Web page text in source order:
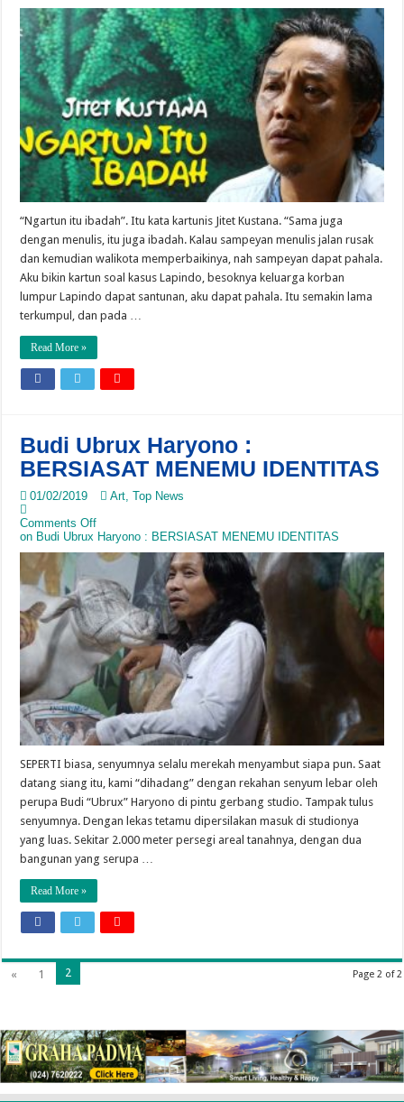
“Ngartun itu ibadah”. Itu kata kartunis Jitet Kustana. “Sama juga
dengan menulis, itu juga ibadah. Kalau sampeyan menulis jalan rusak
dan kemudian walikota memperbaikinya, nah sampeyan dapat pahala.
Aku bikin kartun soal kasus Lapindo, besoknya keluarga korban
lumpur Lapindo dapat santunan, aku dapat pahala. Itu semakin lama
terkumpul, dan pada …
Read More »
Budi Ubrux Haryono :
BERSIASAT MENEMU IDENTITAS
01/02/2019 Art ,Top News
Comments Off
on Budi Ubrux Haryono : BERSIASAT MENEMU IDENTITAS
SEPERTI biasa, senyumnya selalu merekah menyambut siapa pun. Saat
datang siang itu, kami “dihadang” dengan rekahan senyum lebar oleh
perupa Budi “Ubrux” Haryono di pintu gerbang studio. Tampak tulus
senyumnya. Dengan lekas tetamu dipersilakan masuk di studionya
yang luas. Sekitar 2.000 meter persegi areal tanahnya, dengan dua
bangunan yang serupa …
Read More »
Page 2 of 2
« 1 2